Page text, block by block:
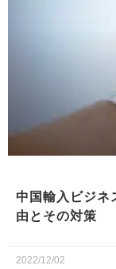
中国輸入ビジネ
由とその対策
2022/12/02